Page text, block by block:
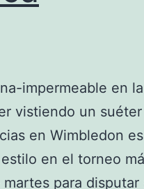
impermeable en
vistiendo un
en Wimbledon
en el torneo
para disputar